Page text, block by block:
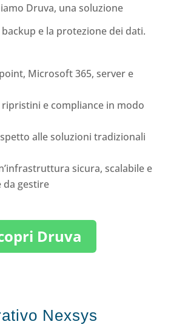
Druva, una soluzione
e la protezione dei dati.
Microsoft 365, server e
e compliance in modo
alle soluzioni tradizionali
sicura, scalabile e
da gestire
Druva
Nexsys